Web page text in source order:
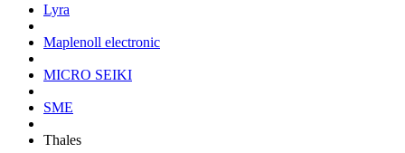
Lyra
Maplenoll electronic
MICRO SEIKI
SME
Thales